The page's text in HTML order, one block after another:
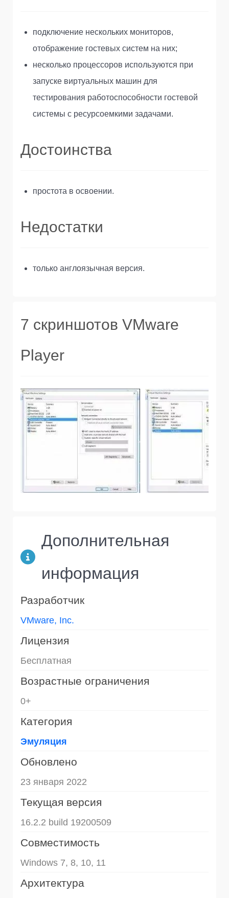
подключение нескольких мониторов,
отображение гостевых систем на них;
несколько процессоров используются при
запуске виртуальных машин для
тестирования работоспособности гостевой
системы с ресурсоемкими задачами.
Достоинства
простота в освоении.
Недостатки
только англоязычная версия.
7 скриншотов VMware
Player
Дополнительная
информация
Разработчик
VMware, Inc.
Лицензия
Бесплатная
Возрастные ограничения
0+
Категория
Эмуляция
Обновлено
23 января 2022
Текущая версия
16.2.2 build 19200509
Совместимость
Windows 7, 8, 10, 11
Архитектура